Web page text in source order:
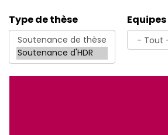
Type de thèse Equipes